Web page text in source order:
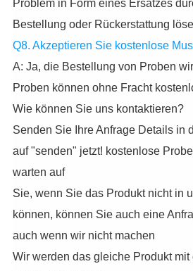
Problem in Form eines Ersatzes
Bestellung oder Rückerstattung
Q8. Akzeptieren Sie kostenlose
A: Ja, die Bestellung von Proben
Proben können ohne Fracht
Wie können Sie uns kontaktieren?
Senden Sie Ihre Anfrage Details in
auf "senden" jetzt! kostenlose
warten auf
Sie, wenn Sie das Produkt nicht in
können, können Sie auch eine
auch wenn wir nicht machen
Wir werden das gleiche Produkt mit